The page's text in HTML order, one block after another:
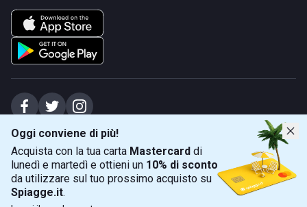
Oggi conviene di più!
Acquista con la tua carta Mastercard di
lunedì e martedì e ottieni un 10% di sconto
da utilizzare sul tuo prossimo acquisto su
Spiagge.it.
Spiagge Srl - Sede legale: Via Marecchiese 48, 47923 Rimini (RN), IT -
capitale sociale Euro 31245,57 - Iscritta al registro delle imprese di Rimini
Sede operativa: Via Flaminia 180, 47924 Rimini (RN), IT
+39 0541 772375
info@spiagge.it - p.i./c.f. 04536640404
© 2026 Spiagge Srl. Tutti i diritti riservati.